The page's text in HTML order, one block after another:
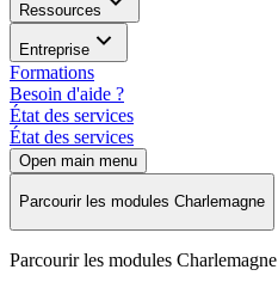
Ressources
Entreprise
Formations
Besoin d'aide ?
État des services
État des services
Open main menu
Parcourir les modules Charlemagne
Parcourir les modules Charlemagne